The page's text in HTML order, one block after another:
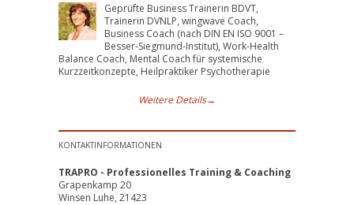
Geprüfte Business Trainerin BDVT,
Trainerin DVNLP, wingwave Coach,
Business Coach (nach DIN EN ISO 9001 –
Besser-Siegmund-Institut), Work-Health
Balance Coach, Mental Coach für systemische
Kurzzeitkonzepte, Heilpraktiker Psychotherapie
Weitere Details→
KONTAKTINFORMATIONEN
TRAPRO - Professionelles Training & Coaching
Grapenkamp 20
Winsen Luhe, 21423